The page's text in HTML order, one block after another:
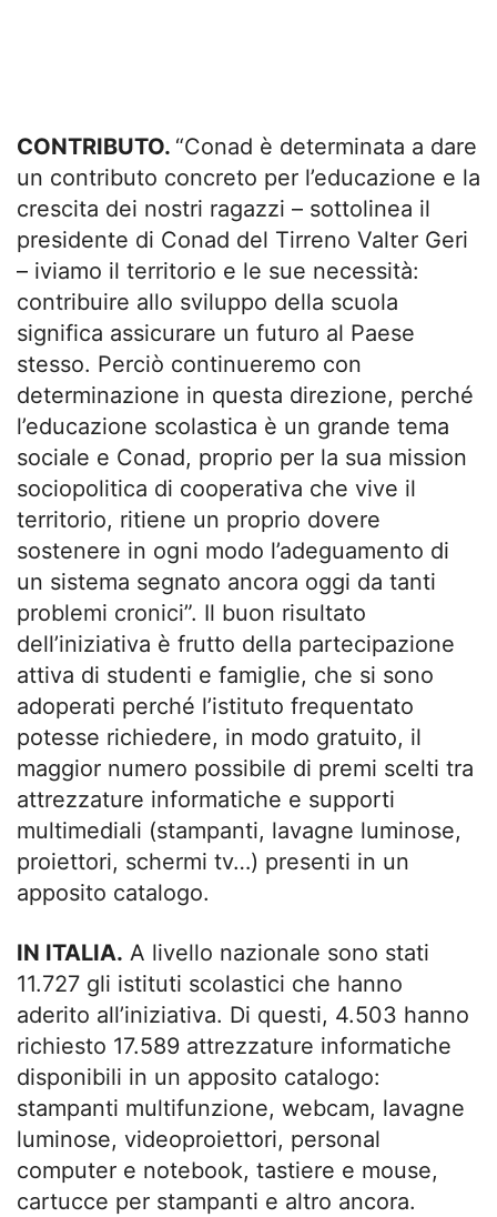
CONTRIBUTO. “Conad è determinata a dare
un contributo concreto per l’educazione e la
crescita dei nostri ragazzi – sottolinea il
presidente di Conad del Tirreno Valter Geri
– iviamo il territorio e le sue necessità:
contribuire allo sviluppo della scuola
significa assicurare un futuro al Paese
stesso. Perciò continueremo con
determinazione in questa direzione, perché
l’educazione scolastica è un grande tema
sociale e Conad, proprio per la sua mission
sociopolitica di cooperativa che vive il
territorio, ritiene un proprio dovere
sostenere in ogni modo l’adeguamento di
un sistema segnato ancora oggi da tanti
problemi cronici”. Il buon risultato
dell’iniziativa è frutto della partecipazione
attiva di studenti e famiglie, che si sono
adoperati perché l’istituto frequentato
potesse richiedere, in modo gratuito, il
maggior numero possibile di premi scelti tra
attrezzature informatiche e supporti
multimediali (stampanti, lavagne luminose,
proiettori, schermi tv…) presenti in un
apposito catalogo.
IN ITALIA. A livello nazionale sono stati
11.727 gli istituti scolastici che hanno
aderito all’iniziativa. Di questi, 4.503 hanno
richiesto 17.589 attrezzature informatiche
disponibili in un apposito catalogo:
stampanti multifunzione, webcam, lavagne
luminose, videoproiettori, personal
computer e notebook, tastiere e mouse,
cartucce per stampanti e altro ancora.